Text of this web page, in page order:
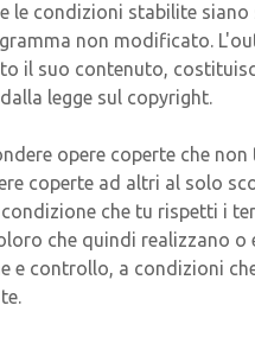
le condizioni stabilite
non modificato.
il suo contenuto,
legge sul copyright.
opere coperte che
coperte ad altri al solo
che tu rispetti i
che quindi realizzano o
e controllo, a condizioni